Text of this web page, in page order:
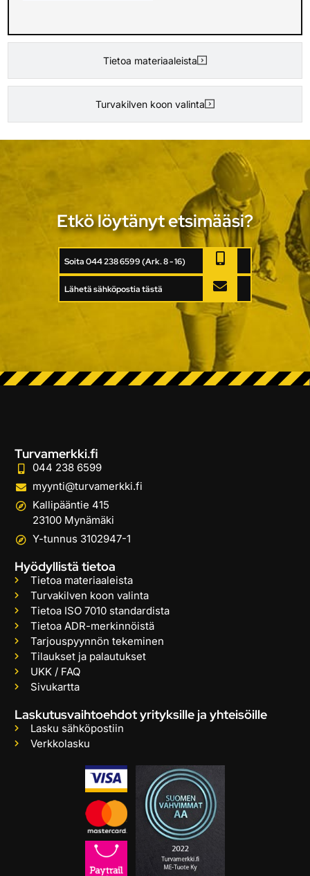
Tietoa materiaaleista
Turvakilven koon valinta
Etkö löytänyt etsimääsi?
Soita 044 238 6599 (Ark. 8 - 16)
Lähetä sähköpostia tästä
Turvamerkki.fi
044 238 6599
myynti@turvamerkki.fi
Kallipääntie 415
23100 Mynämäki
Y-tunnus 3102947-1
Hyödyllistä tietoa
Tietoa materiaaleista
Turvakilven koon valinta
Tietoa ISO 7010 standardista
Tietoa ADR-merkinnöistä
Tarjouspyynnön tekeminen
Tilaukset ja palautukset
UKK / FAQ
Sivukartta
Laskutusvaihtoehdot yrityksille ja yhteisöille
Lasku sähköpostiin
Verkkolasku